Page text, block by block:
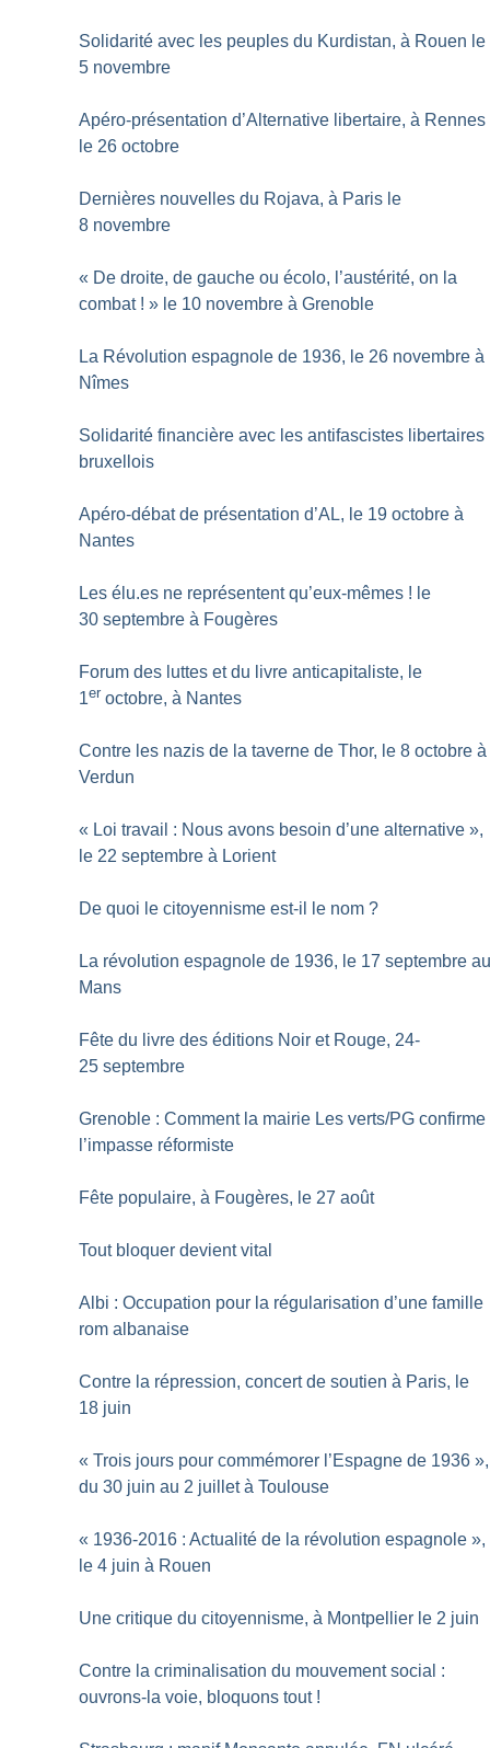
Solidarité avec les peuples du Kurdistan, à Rouen le
5 novembre
Apéro-présentation d’Alternative libertaire, à Rennes
le 26 octobre
Dernières nouvelles du Rojava, à Paris le
8 novembre
« De droite, de gauche ou écolo, l’austérité, on la
combat ! » le 10 novembre à Grenoble
La Révolution espagnole de 1936, le 26 novembre à
Nîmes
Solidarité financière avec les antifascistes libertaires
bruxellois
Apéro-débat de présentation d’AL, le 19 octobre à
Nantes
Les élu.es ne représentent qu’eux-mêmes ! le
30 septembre à Fougères
Forum des luttes et du livre anticapitaliste, le
1er octobre, à Nantes
Contre les nazis de la taverne de Thor, le 8 octobre à
Verdun
« Loi travail : Nous avons besoin d’une alternative »,
le 22 septembre à Lorient
De quoi le citoyennisme est-il le nom ?
La révolution espagnole de 1936, le 17 septembre
Mans
Fête du livre des éditions Noir et Rouge, 24-
25 septembre
Grenoble : Comment la mairie Les verts/PG confirme
l’impasse réformiste
Fête populaire, à Fougères, le 27 août
Tout bloquer devient vital
Albi : Occupation pour la régularisation d’une famille
rom albanaise
Contre la répression, concert de soutien à Paris, le
18 juin
« Trois jours pour commémorer l’Espagne de 1936 »,
du 30 juin au 2 juillet à Toulouse
« 1936-2016 : Actualité de la révolution espagnole »,
le 4 juin à Rouen
Une critique du citoyennisme, à Montpellier le 2 juin
Contre la criminalisation du mouvement social :
ouvrons-la voie, bloquons tout !